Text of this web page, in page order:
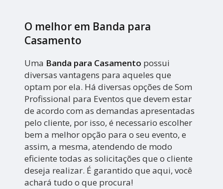
O melhor em Banda para
Casamento
Uma Banda para Casamento possui
diversas vantagens para aqueles que
optam por ela. Há diversas opções de Som
Profissional para Eventos que devem estar
de acordo com as demandas apresentadas
pelo cliente, por isso, é necessario escolher
bem a melhor opção para o seu evento, e
assim, a mesma, atendendo de modo
eficiente todas as solicitações que o cliente
deseja realizar. É garantido que aqui, você
achará tudo o que procura!